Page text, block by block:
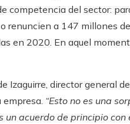
competencia del sector:
renuncien a 147 millones
en 2020. En aquel
Izaguirre, director general
“Esto no es una
un acuerdo de principio con